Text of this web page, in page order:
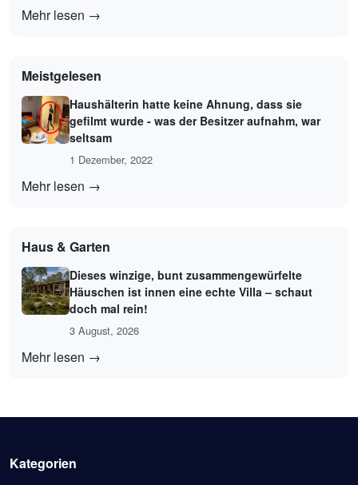
Mehr lesen →
Meistgelesen
Haushälterin hatte keine Ahnung, dass sie
gefilmt wurde - was der Besitzer aufnahm, war
seltsam
1 Dezember, 2022
Mehr lesen →
Haus & Garten
Dieses winzige, bunt zusammengewürfelte
Häuschen ist innen eine echte Villa – schaut
doch mal rein!
3 August, 2026
Mehr lesen →
Kategorien